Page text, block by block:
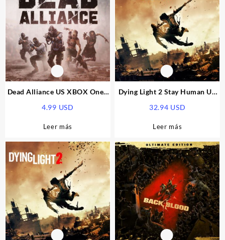
Dead Alliance US XBOX One /
4.99 USD
Leer más
Dying Light 2 Stay Human US
CD Key
32.94 USD
Leer más